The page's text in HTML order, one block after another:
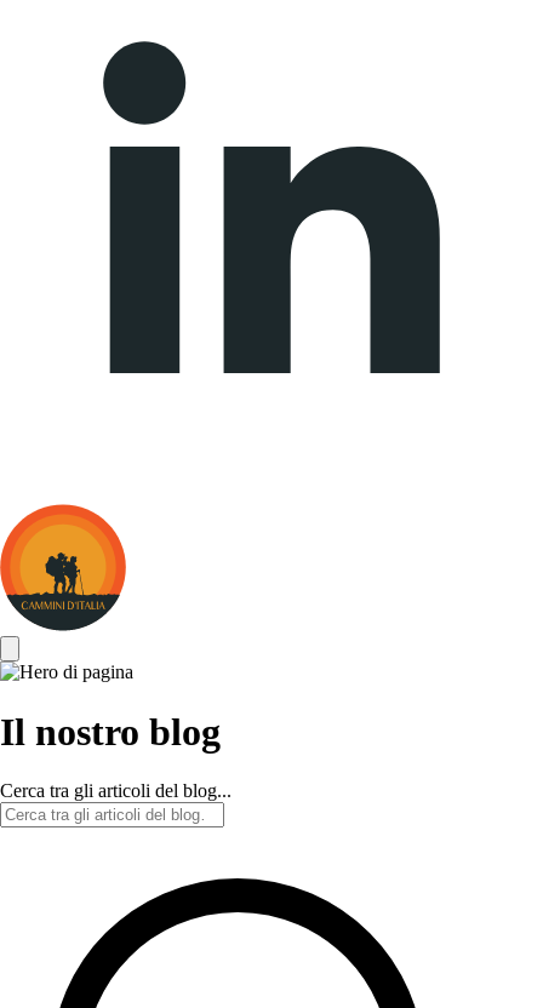
Cammini
d&#039;Italia
Il nostro blog
Cerca tra gli articoli del blog...